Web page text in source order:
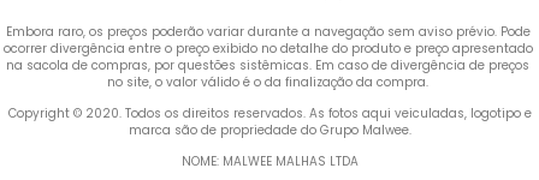
Embora raro, os preços poderão variar durante a navegação sem aviso prévio. Pode
ocorrer divergência entre o preço exibido no detalhe do produto e preço apresentado
na sacola de compras, por questões sistêmicas. Em caso de divergência de preços
no site, o valor válido é o da finalização da compra.
marca são de propriedade do Grupo Malwee.
NOME: MALWEE MALHAS LTDA